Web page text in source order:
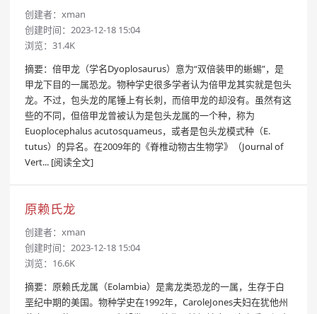
创建者： xman
创建时间：2023-12-18 15:04
浏览：31.4K
摘要：倍甲龙（学名Dyoplosaurus）意为“双倍装甲的蜥蜴”，是
甲龙下目的一属恐龙。物种学史很多学者认为倍甲龙其实就是包头
龙。不过，包头龙的尾锤上有长刺，而倍甲龙的却没有。虽然有这
些的不同，但倍甲龙曾被认为是包头龙属的一个种，称为
Euoplocephalus acutosquameus，或者是包头龙模式种（E.
tutus）的异名。在2009年的《脊椎动物古生物学》（Journal of
Vert... [阅读全文]
原赖氏龙
创建者： xman
创建时间：2023-12-18 15:04
浏览：16.6K
摘要：原赖氏龙属（Eolambia）是禽龙类恐龙的一属，生存于白
垩纪中期的美国。物种学史在1992年，CaroleJones夫妇在犹他州